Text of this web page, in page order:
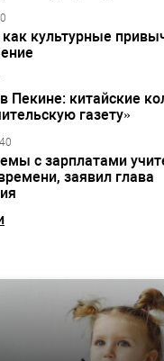
культурные
Пекине: китайские
газету»
с зарплатами
заявил глава